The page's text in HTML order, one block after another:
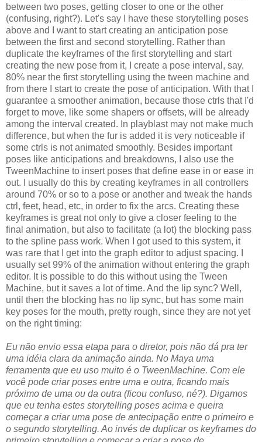
between two poses, getting closer to one or the other
(confusing, right?). Let's say I have these storytelling poses
above and I want to start creating an anticipation pose
between the first and second storytelling. Rather than
duplicate the keyframes of the first storytelling and start
creating the new pose from it, I create a pose interval, say,
80% near the first storytelling using the tween machine and
from there I start to create the pose of anticipation. With that I
guarantee a smoother animation, because those ctrls that I'd
forget to move, like some shapers or offsets, will be already
among the interval created. In playblast may not make much
difference, but when the fur is added it is very noticeable if
some ctrls is not animated smoothly. Besides important
poses like anticipations and breakdowns, I also use the
TweenMachine to insert poses that define ease in or ease in
out. I usually do this by creating keyframes in all controllers
around 70% or so to a pose or another and tweak the hands
ctrl, feet, head, etc, in order to fix the arcs. Creating these
keyframes is great not only to give a closer feeling to the
final animation, but also to facilitate (a lot) the blocking pass
to the spline pass work. When I got used to this system, it
was rare that I get into the graph editor to adjust spacing. I
usually set 99% of the animation without entering the graph
editor. It is possible to do this without using the Tween
Machine, but it saves a lot of time. And the lip sync? Well,
until then the blocking has no lip sync, but has some main
key poses for the mouth, pretty rough, since they are not yet
on the right timing:
Eu não envio essa etapa para o diretor, pois não dá pra ter
uma idéia clara da animação ainda. No Maya uma
ferramenta que eu uso muito é o TweenMachine. Com ele
você pode criar poses entre uma e outra, ficando mais
próximo de uma ou da outra (ficou confuso, né?). Digamos
que eu tenha estes storytelling poses acima e queira
começar a criar uma pose de antecipação entre o primeiro e
o segundo storytelling. Ao invés de duplicar os keyframes do